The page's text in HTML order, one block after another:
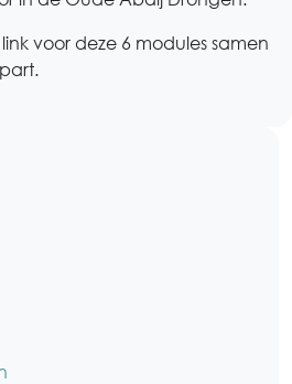
voor deze 6 modules samen